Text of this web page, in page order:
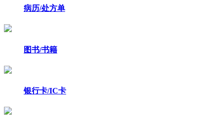
病历/处方单
图书/书籍
银行卡/IC卡